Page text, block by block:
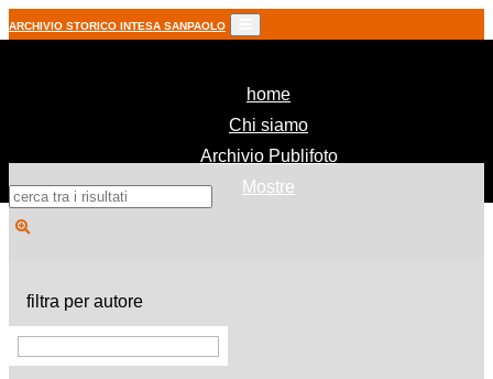
ARCHIVIO STORICO INTESA SANPAOLO
home(current)
Chi siamo
Archivio Publifoto
Mostre
filtra per autore